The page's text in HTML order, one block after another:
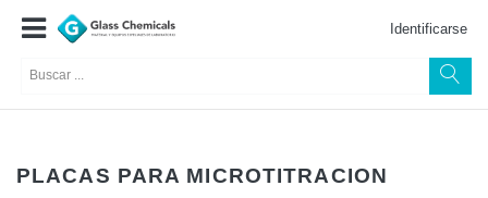
Identificarse
PLACAS PARA MICROTITRACION